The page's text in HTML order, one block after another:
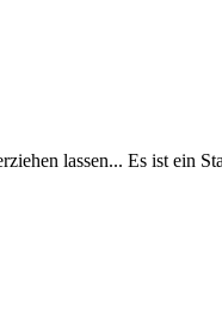
lassen... Es ist ein